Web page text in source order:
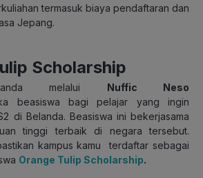
termasuk biaya pendaftaran dan
Jepang.
Scholarship
melalui Nuffic Neso
beasiswa bagi pelajar yang ingin
di Belanda. Beasiswa ini bekerjasama
tinggi terbaik di negara tersebut.
kampus kamu terdaftar sebagai
Orange Tulip Scholarship.